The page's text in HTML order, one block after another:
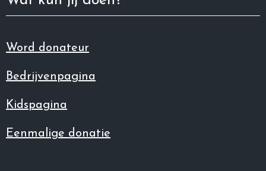
Word donateur
Bedrijvenpagina
Kidspagina
Eenmalige donatie